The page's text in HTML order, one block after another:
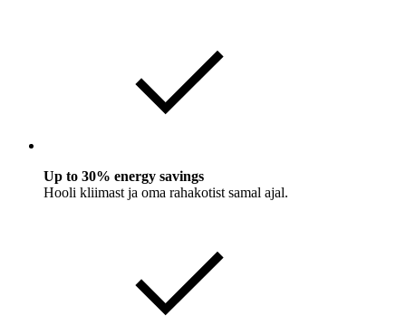
Up to 30% energy savings
Hooli kliimast ja oma rahakotist samal ajal.